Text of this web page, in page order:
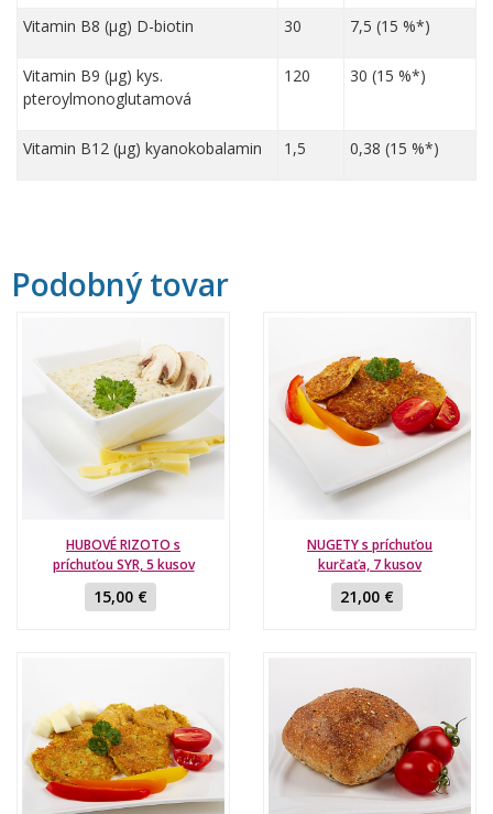
Vitamin B8 (µg) D-biotin 30 7,5 (15 %*)
Vitamin B9 (µg) kys.
pteroylmonoglutamová
120 30 (15 %*)
Vitamin B12 (µg) kyanokobalamin 1,5 0,38 (15 %*)
Podobný tovar
HUBOVÉ RIZOTO s
príchuťou SYR, 5 kusov
15,00 €
NUGETY s príchuťou
kurčaťa, 7 kusov
21,00 €